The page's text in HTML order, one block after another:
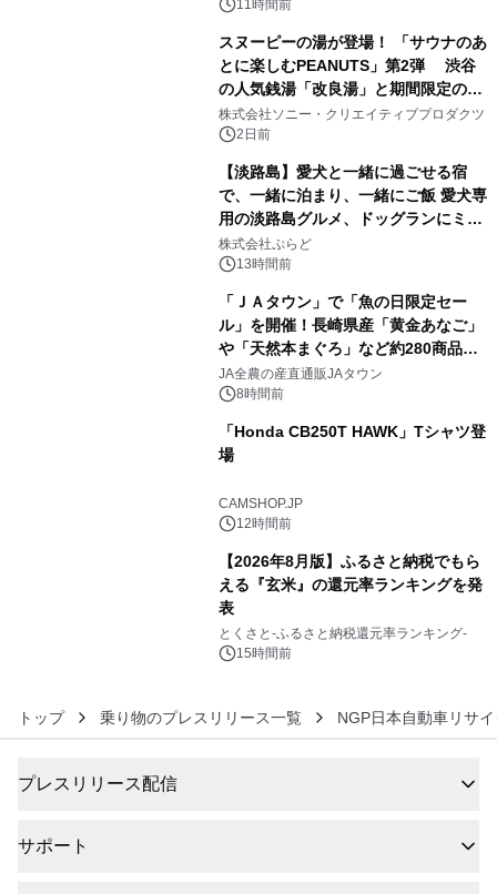
11時間前
スヌーピーの湯が登場！ 「サウナのあ
とに楽しむPEANUTS」第2弾 渋谷
の人気銭湯「改良湯」と期間限定のコ
ラボレーション サウナイキタイコラ
ボグッズも発売決定！
株式会社ソニー・クリエイティブプロダクツ
2日前
【淡路島】愛犬と一緒に過ごせる宿
で、一緒に泊まり、一緒にご飯 愛犬専
用の淡路島グルメ、ドッグランにミニ
プール グランピングとトレーラーハウ
スの2施設で
株式会社ぷらど
13時間前
「ＪＡタウン」で「魚の日限定セー
ル」を開催！長崎県産「黄金あなご」
や「天然本まぐろ」など約280商品を
販売！～毎月１０日の定例企画～
JA全農の産直通販JAタウン
8時間前
「Honda CB250T HAWK」Tシャツ登
場
CAMSHOP.JP
12時間前
【2026年8月版】ふるさと納税でもら
える『玄米』の還元率ランキングを発
表
とくさと-ふるさと納税還元率ランキング-
15時間前
トップ 乗り物のプレスリリース一覧 NGP日本自動車リサ
プレスリリース配信
サポート